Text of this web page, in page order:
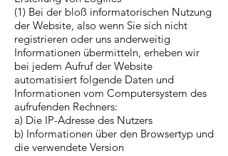
(1) Bei der bloß informatorischen Nutzung
der Website, also wenn Sie sich nicht
registrieren oder uns anderweitig
Informationen übermitteln, erheben wir
bei jedem Aufruf der Website
automatisiert folgende Daten und
Informationen vom Computersystem des
aufrufenden Rechners:
a) Die IP-Adresse des Nutzers
b) Informationen über den Browsertyp und
die verwendete Version